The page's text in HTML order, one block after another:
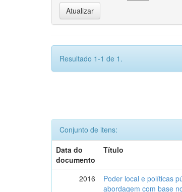
Resultado 1-1 de 1.
Conjunto de itens:
Data do
documento
Título
2016
Poder local e políticas
abordagem com base